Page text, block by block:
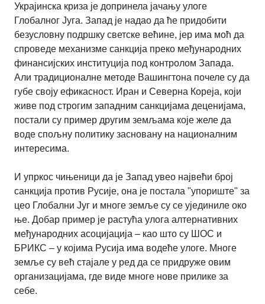
Украјинска криза је допринела јачању улоге
Глобалног Југа. Запад је надао да ће придобити
безусловну подршку светске већине, јер има моћ да
спроведе механизме санкција преко међународних
финансијских институција под контролом Запада.
Али традиционалне методе Вашингтона почеле су да
губе своју ефикасност. Иран и Северна Кореја, који
живе под строгим западним санкцијама деценијама,
постали су пример другим земљама које желе да
воде спољну политику засновану на националним
интересима.
И упркос чињеници да је Запад увео највећи број
санкција против Русије, она је постала "упориште" за
цео Глобални Југ и многе земље су се ујединиле око
ње. Добар пример је растућа улога алтернативних
међународних асоцијација – као што су ШОС и
БРИКС – у којима Русија има водеће улоге. Многе
земље су већ стајале у ред да се придруже овим
организацијама, где виде многе нове прилике за
себе.